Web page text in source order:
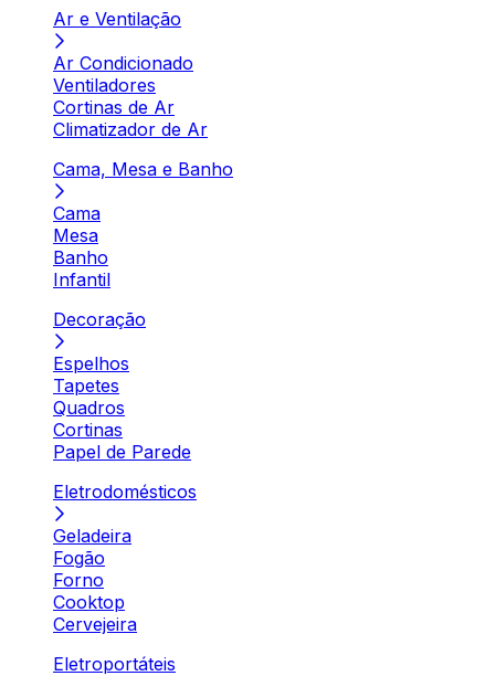
Ar e Ventilação
Ar Condicionado
Ventiladores
Cortinas de Ar
Climatizador de Ar
Cama, Mesa e Banho
Cama
Mesa
Banho
Infantil
Decoração
Espelhos
Tapetes
Quadros
Cortinas
Papel de Parede
Eletrodomésticos
Geladeira
Fogão
Forno
Cooktop
Cervejeira
Eletroportáteis